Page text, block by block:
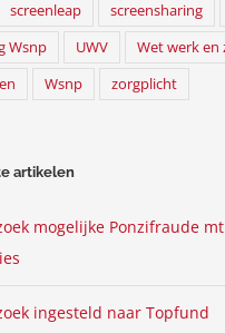
screenleap screensharing
Wsnp
UWV
Wet werk en
Wsnp zorgplicht
artikelen
mogelijke Ponzifraude
ingesteld naar Topfund